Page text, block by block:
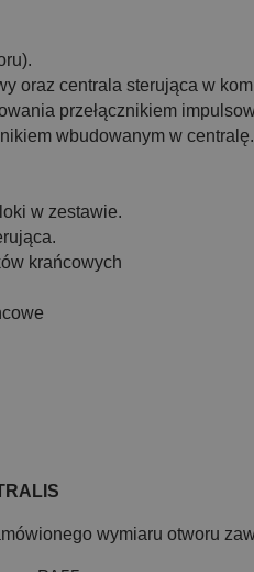
oraz centrala sterująca w
przełącznikiem
wbudowanym w centralę.
w zestawie.
krańcowych
wymiaru otworu